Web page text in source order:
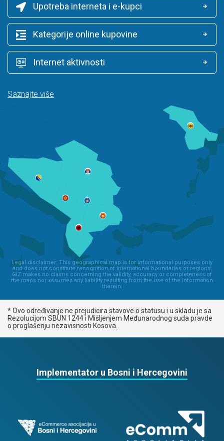
Legal disclaimer: This geographical map is for informational purposes only
and does not constitute recognition of international boundaries or regions;
GIZ makes no claims concerning the validity, accuracy or completeness of
the maps nor assumes any liability resulting from the use of the information
therein.
Upotreba interneta i e-kupci
Kategorije online kupovine
Internet aktivnosti
Saznajte više
* Ovo određivanje ne prejudicira stavove o statusu i u skladu je sa
Rezolucijom SBUN 1244 i Mišljenjem Međunarodnog suda pravde
o proglašenju nezavisnosti Kosova.
Implementator u Bosni i Hercegovini